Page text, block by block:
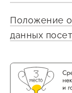
Положение
данных